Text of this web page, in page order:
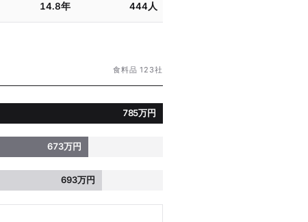
14.8年 444人
食料品 123社
785万円
673万円
693万円